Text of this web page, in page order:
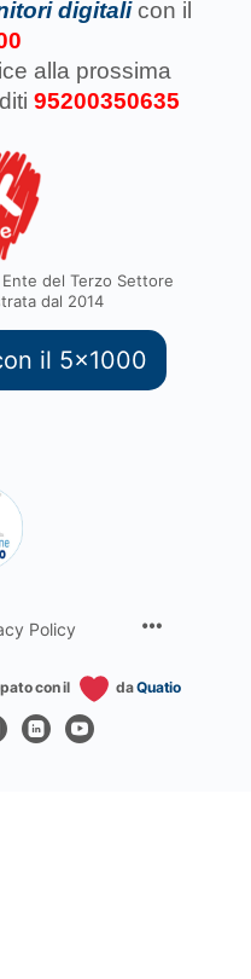
digitali con il
alla prossima
95200350635
del Terzo Settore
dal 2014
il 5x1000
Policy
con il daQuatio